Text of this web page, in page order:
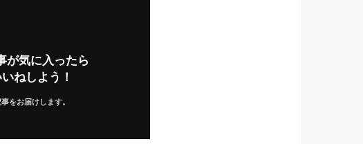
が気に入ったら
ねしよう！
をお届けします。